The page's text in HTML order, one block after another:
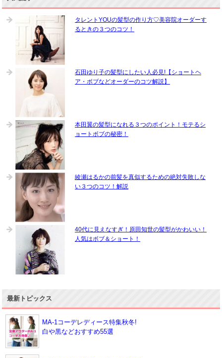
タレントYOUの髪型の作り方♡美容院オーダーす
るときの３つのコツ！
石田ゆり子の髪型にしたい人必見!【ショートヘ
ア・ボブなどオーダーのコツ解説】
本田翼の髪型になれる３つのポイント！モテるシ
ョートボブの秘密！
綾瀬はるかの前髪を真似するための絶対失敗しな
い３つのコツ！解説
40代に見えなすぎ！原田知世の髪型がかわいい！
人気はボブ＆ショート！
最新トピックス
MA-1コーデレディース特集秋冬!
白や黒などおすすめ55選